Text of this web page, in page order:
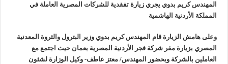
المهندس كريم بدوي يجري زيارة تفقدية للشركات المصرية العاملة في
المملكة الأردنية الهاشمية
وعلى هامش الزيارة قام المهندس كريم بدوي وزير البترول والثروة المعدنية
المصري بزيارة مقر شركة فجر الأردنية المصرية بعمان حيث اجتمع مع
العاملين بالشركة وبحضور المهندس/ معتز عاطف- وكيل الوزارة لشئون